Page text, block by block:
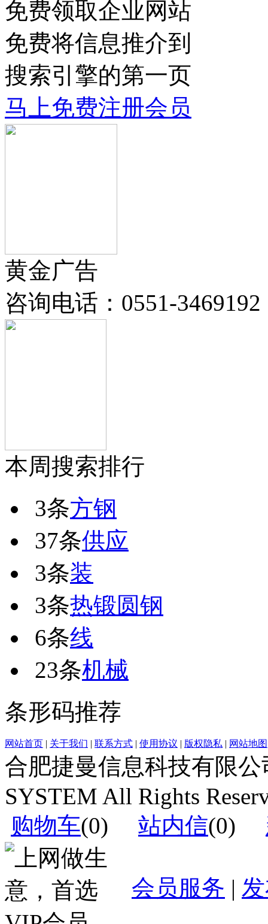
免费领取企业网站
免费将信息推介到
搜索引擎的第一页
马上免费注册会员
黄金广告
咨询电话： 0551-3469192
本周搜索排行
3条方钢
37条供应
3条装
3条热锻圆钢
6条线
23条机械
条形码推荐
网站首页 关于我们 联系方式 使用协议 版权隐私 网站地图
合肥捷曼信息科技有限公
SYSTEM All Rights
购物车(0) 站内信(0)
会员服务 |